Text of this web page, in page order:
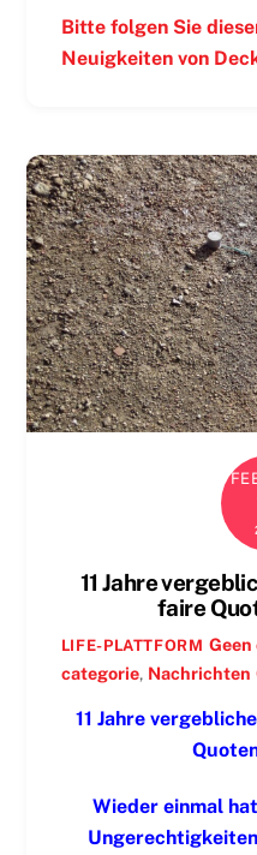
Bitte folgen Sie
Neuigkeiten von
11 Jahre
faire
LIFE-PLATTFORM Geen
categorie, Nachrichten
11 Jahre
Wieder einmal